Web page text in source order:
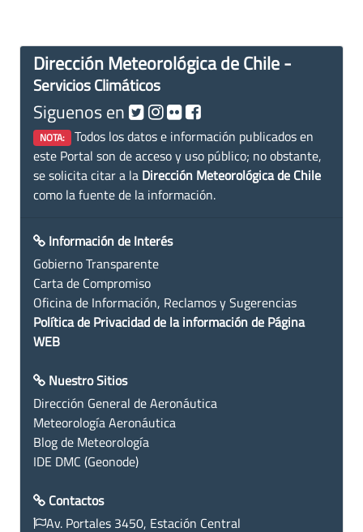
Dirección Meteorológica de Chile -
Servicios Climáticos
Siguenos en
NOTA: Todos los datos e información publicados en
este Portal son de acceso y uso público; no obstante,
se solicita citar a la Dirección Meteorológica de Chile
como la fuente de la información.
Información de Interés
Gobierno Transparente
Carta de Compromiso
Oficina de Información, Reclamos y Sugerencias
Política de Privacidad de la información de Página
WEB
Nuestro Sitios
Dirección General de Aeronáutica
Meteorología Aeronáutica
Blog de Meteorología
IDE DMC (Geonode)
Contactos
Av. Portales 3450, Estación Central